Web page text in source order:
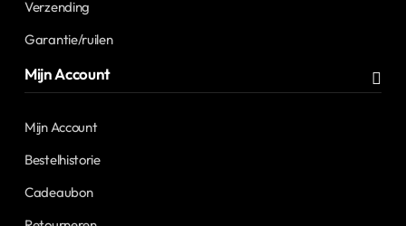
Verzending
Garantie/ruilen
Mijn Account
Mijn Account
Bestelhistorie
Cadeaubon